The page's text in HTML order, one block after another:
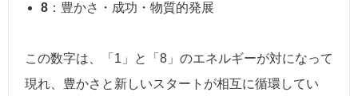
8 ：豊かさ・成功・物質的発展
この数字は、「1」と「8」のエネルギーが対になって
現れ、豊かさと新しいスタートが相互に循環してい